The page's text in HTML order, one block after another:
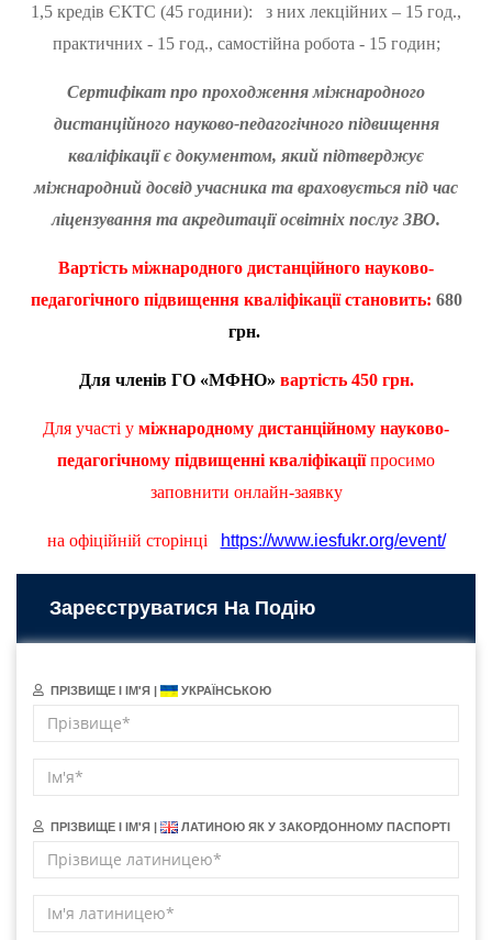
1,5 кредів ЄКТС (45 години): з них лекційних – 15 год.,
практичних - 15 год., самостійна робота - 15 годин;
Сертифікат про проходження міжнародного
дистанційного науково-педагогічного підвищення
кваліфікації є документом, який підтверджує
міжнародний досвід учасника та враховується під час
ліцензування та акредитації освітніх послуг ЗВО.
Вартість міжнародного дистанційного науково-
педагогічного підвищення кваліфікації становить: 680
грн.
Для членів ГО «МФНО» вартість 450 грн.
Для участі у міжнародному дистанційному науково-
педагогічному підвищенні кваліфікаціїпросимо
заповнити онлайн-заявку
на офіційній сторінці https://www.iesfukr.org/event/
Зареєструватися На Подію
ПРІЗВИЩЕ І ІМ'Я | УКРАЇНСЬКОЮ
ПРІЗВИЩЕ І ІМ'Я | ЛАТИНОЮ ЯК У ЗАКОРДОННОМУ ПАСПОРТІ